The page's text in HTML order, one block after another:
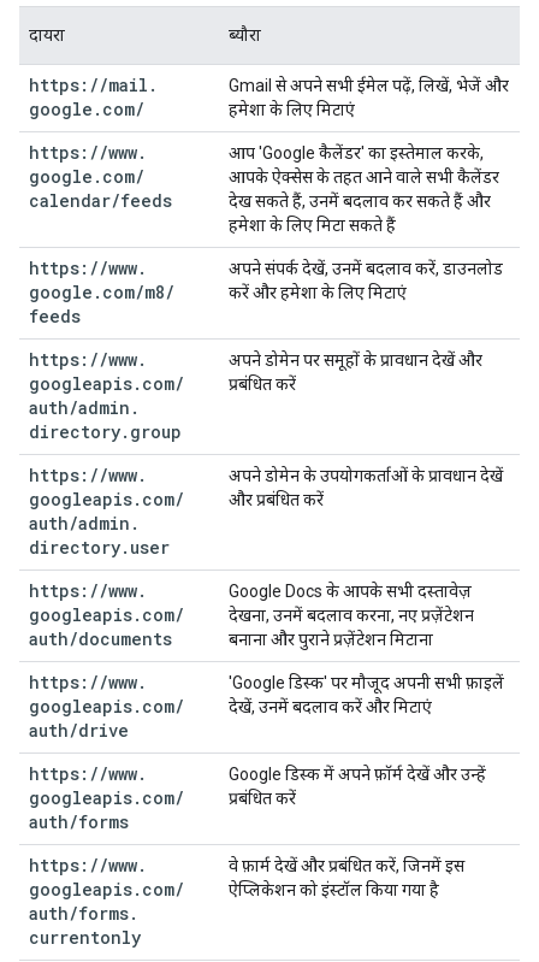
दायरा ब्यौरा
https: //mail .
google . com/
Gmail से अपने सभी ईमेल पढ़ें, लिखें, भेजें और
हमेशा के लिए मिटाएं
https: //www.
google . com/
calendar/feeds
आप 'Google कैलेंडर' का इस्तेमाल करके,
आपके ऐक्सेस के तहत आने वाले सभी कैलेंडर
देख सकते हैं, उनमें बदलाव कर सकते हैं और
हमेशा के लिए मिटा सकते हैं
https: //www.
google . com/m8/
feeds
अपने संपर्क देखें, उनमें बदलाव करें, डाउनलोड
करें और हमेशा के लिए मिटाएं
https: //www.
googleapis. com/
auth/admin .
directory. group
अपने डोमेन पर समूहों के प्रावधान देखें और
प्रबंधित करें
https: //www.
googleapis. com/
auth/admin .
directory. user
अपने डोमेन के उपयोगकर्ताओं के प्रावधान देखें
और प्रबंधित करें
https: //www.
googleapis. com/
auth/documents
Google Docs के आपके सभी दस्तावेज़
देखना, उनमें बदलाव करना, नए प्रज़ेंटेशन
बनाना और पुराने प्रज़ेंटेशन मिटाना
https: //www.
googleapis. com/
auth/drive
'Google डिस्क' पर मौजूद अपनी सभी फ़ाइलें
देखें, उनमें बदलाव करें और मिटाएं
https: //www.
googleapis. com/
auth/forms
Google डिस्क में अपने फ़ॉर्म देखें और उन्हें
प्रबंधित करें
https: //www.
googleapis. com/
auth/forms.
currentonly
वे फ़ार्म देखें और प्रबंधित करें, जिनमें इस
ऐप्लिकेशन को इंस्टॉल किया गया है